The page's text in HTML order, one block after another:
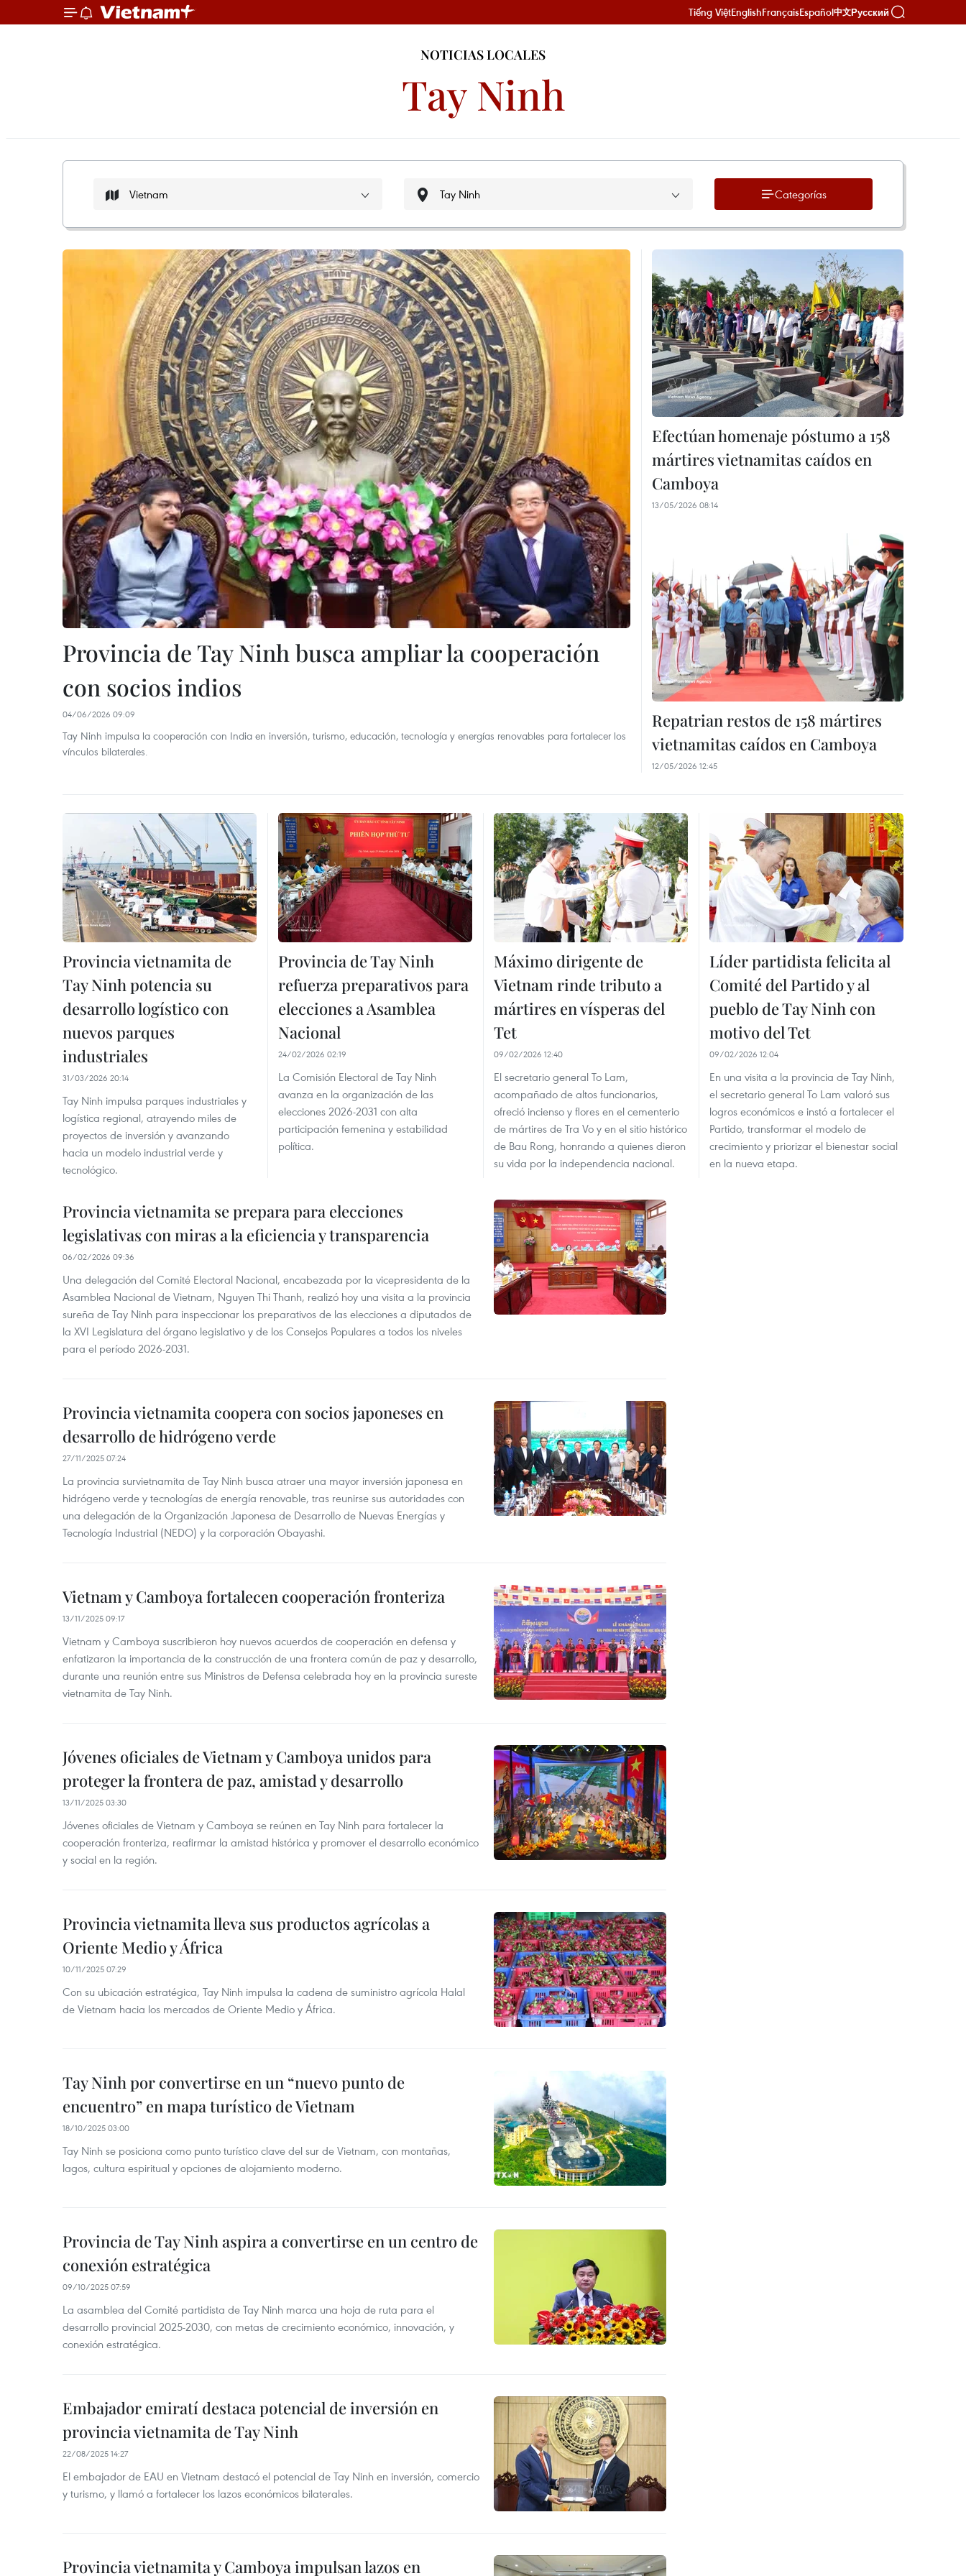
Tiếng ViệtEnglishFrançaisEspañol中文Русский
NOTICIAS LOCALES
Tay Ninh
Categorías
Provincia de Tay Ninh busca ampliar la cooperación
con socios indios
04/06/2026 09:09
Tay Ninh impulsa la cooperación con India en inversión, turismo, educación, tecnología y energías renovables para fortalecer los
vínculos bilaterales.
Efectúan homenaje póstumo a 158
mártires vietnamitas caídos en
Camboya
13/05/2026 08:14
Repatrian restos de 158 mártires
vietnamitas caídos en Camboya
12/05/2026 12:45
Provincia vietnamita de
Tay Ninh potencia su
desarrollo logístico con
nuevos parques
industriales
31/03/2026 20:14
Tay Ninh impulsa parques industriales y
logística regional, atrayendo miles de
proyectos de inversión y avanzando
hacia un modelo industrial verde y
tecnológico.
Provincia de Tay Ninh
refuerza preparativos para
elecciones a Asamblea
Nacional
24/02/2026 02:19
La Comisión Electoral de Tay Ninh
avanza en la organización de las
elecciones 2026-2031 con alta
participación femenina y estabilidad
política.
Máximo dirigente de
Vietnam rinde tributo a
mártires en vísperas del
Tet
09/02/2026 12:40
El secretario general To Lam,
acompañado de altos funcionarios,
ofreció incienso y flores en el cementerio
de mártires de Tra Vo y en el sitio histórico
de Bau Rong, honrando a quienes dieron
su vida por la independencia nacional.
Líder partidista felicita al
Comité del Partido y al
pueblo de Tay Ninh con
motivo del Tet
09/02/2026 12:04
En una visita a la provincia de Tay Ninh,
el secretario general To Lam valoró sus
logros económicos e instó a fortalecer el
Partido, transformar el modelo de
crecimiento y priorizar el bienestar social
en la nueva etapa.
Provincia vietnamita se prepara para elecciones
legislativas con miras a la eficiencia y transparencia
06/02/2026 09:36
Una delegación del Comité Electoral Nacional, encabezada por la vicepresidenta de la
Asamblea Nacional de Vietnam, Nguyen Thi Thanh, realizó hoy una visita a la provincia
sureña de Tay Ninh para inspeccionar los preparativos de las elecciones a diputados de
la XVI Legislatura del órgano legislativo y de los Consejos Populares a todos los niveles
para el período 2026-2031.
Provincia vietnamita coopera con socios japoneses en
desarrollo de hidrógeno verde
27/11/2025 07:24
La provincia survietnamita de Tay Ninh busca atraer una mayor inversión japonesa en
hidrógeno verde y tecnologías de energía renovable, tras reunirse sus autoridades con
una delegación de la Organización Japonesa de Desarrollo de Nuevas Energías y
Tecnología Industrial (NEDO) y la corporación Obayashi.
Vietnam y Camboya fortalecen cooperación fronteriza
13/11/2025 09:17
Vietnam y Camboya suscribieron hoy nuevos acuerdos de cooperación en defensa y
enfatizaron la importancia de la construcción de una frontera común de paz y desarrollo,
durante una reunión entre sus Ministros de Defensa celebrada hoy en la provincia sureste
vietnamita de Tay Ninh.
Jóvenes oficiales de Vietnam y Camboya unidos para
proteger la frontera de paz, amistad y desarrollo
13/11/2025 03:30
Jóvenes oficiales de Vietnam y Camboya se reúnen en Tay Ninh para fortalecer la
cooperación fronteriza, reafirmar la amistad histórica y promover el desarrollo económico
y social en la región.
Provincia vietnamita lleva sus productos agrícolas a
Oriente Medio y África
10/11/2025 07:29
Con su ubicación estratégica, Tay Ninh impulsa la cadena de suministro agrícola Halal
de Vietnam hacia los mercados de Oriente Medio y África.
Tay Ninh por convertirse en un “nuevo punto de
encuentro” en mapa turístico de Vietnam
18/10/2025 03:00
Tay Ninh se posiciona como punto turístico clave del sur de Vietnam, con montañas,
lagos, cultura espiritual y opciones de alojamiento moderno.
Provincia de Tay Ninh aspira a convertirse en un centro de
conexión estratégica
09/10/2025 07:59
La asamblea del Comité partidista de Tay Ninh marca una hoja de ruta para el
desarrollo provincial 2025-2030, con metas de crecimiento económico, innovación, y
conexión estratégica.
Embajador emiratí destaca potencial de inversión en
provincia vietnamita de Tay Ninh
22/08/2025 14:27
El embajador de EAU en Vietnam destacó el potencial de Tay Ninh en inversión, comercio
y turismo, y llamó a fortalecer los lazos económicos bilaterales.
Provincia vietnamita y Camboya impulsan lazos en